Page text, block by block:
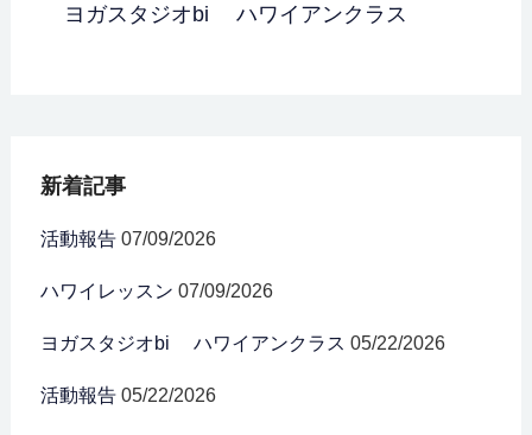
ヨガスタジオbi ハワイアンクラス
新着記事
活動報告 07/09/2026
ハワイレッスン 07/09/2026
ヨガスタジオbi ハワイアンクラス 05/22/2026
活動報告 05/22/2026